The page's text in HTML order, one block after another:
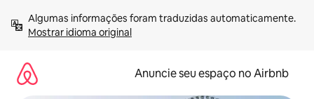
para
Mostrar idioma original
Anuncie seu espaço no Airbnb